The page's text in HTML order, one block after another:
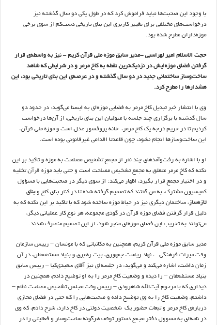
با وجود این صحبت‌ها نباید فراموش کرد که در طول یکی دو سال گذشته نیز
درخواست‌های مختلفی برای تغییر کاربری این بنای تاریخی دست‌کم از سوی برخی
موزه‌داران مطرح شده بود.
حجت الاسلام امیر لهراسبی -مدیر سابق موزه ملی قرآن کریم – نیز به واسطه‌ی قرار
گرفتن فضای موزه‌ایش در نزدیک‌ترین نقطه به کاخ مرمر و در شرایطی که شاهد
ساخت‌وساز ساختمانی جدید در دو سال گذشته و در عرصه‌ی این بنای تاریخی بود، این
هشدارها را مطرح کرد.
وی با انتشار خبر تبدیل کاخ مرمر به فضایی موزه‌ای به ایسنا می‌گوید: در حدود دو
سال گذشته با برگزاری چند جلسه با متولیان این بنای تاریخی، از آن‌ها درخواست
کردیم تا در حریم درجه یک کاخ مرمر، خانه پروفسور عدل است و موزه ملی قرآن،
این ساخت‌وسازها انجام نشود، چون قاعدتا اقدامی غیرقانونی بوده است.
او با اشاره به رفت‌وآمدهای چند نفر از مجمع تشخیص مصلحت به موزه و تاکید بر این
نکته که کاخ مرمر متعلق به مجمع تشخیص مصلحت است و حتی باید موزه قرآن تخلیه
و در اختیار مجمع قرار بگیرد، اظهار می‌کند:‌ از سوی دیگر در صحبت‌هایی با مسؤول
کمیسیون مشترک، به من گفتند که تصمیم گرفته شده تا در کنار بنای کاخ وبنای
تازه‌ساز، ساختمان دیگری نیز در حیاط موزه ساخته شود که با تاکید بر این‌ نکته که به
دلیل قرار گرفتن فضای موزه قرآن در گودی مجموعه، هر نوع کار عملیاتی دیگر،
می‌تواند به تخریب این فضای موزه‌ای منجر شود، از این تصمیم منصرف شدند.
مدیر سابق موزه ملی قرآن کریم، همچنین به مکاتباتی که با مونسان – رییس سازمان
وقت میراث فرهنگی -، نهاد ریاست جمهوری، بیت رهبری و بنیاد مستضعفان، در آن
زمان داشت، اشاره می‌کند و می‌گوید: در جلسه‌ای نیز آقای سعیدی‌کیا – رییس سابق
بنیاد مستضعفان – را دیده و وضعیت کاخ مرمر را به او توضیح دادم، همچنین در
دیداری که با مرحوم آیت‌الله شاهرودی – رییس وقت مجلس تشخیص مصلحت نظام –
داشتم، وضعیت کاخ را به وی توضیح داده و صحبت‌هایی را که حتی در فضای مجازی
درباره‌ی کاخ مرمر و تبعات حضور یک شخصیت دولتی در کاخ دارد، شرح دادم، که وی
در نامه‌ای به مسوول دفتر مجمع دستور توقف هرگونه ساخت‌وساز و فعالیتی را در